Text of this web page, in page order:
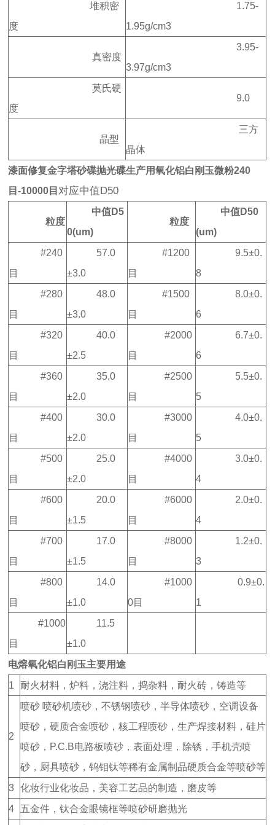
堆积密
度
1.75-
1.95g/cm3
真密度
3.95-
3.97g/cm3
莫氏硬
度
9.0
晶型
三方
晶体
漆面修复金字塔砂碟抛光碟生产用氧化铝白刚玉微粉240
目-10000目 对应中值D50
粒度
中值D5
0(um)
粒度
中值D50
(um)
#240
目
57.0
±3.0
#1200
目
9.5±0.
8
#280
目
48.0
±3.0
#1500
目
8.0±0.
6
#320
目
40.0
±2.5
#2000
目
6.7±0.
6
#360
目
35.0
±2.0
#2500
目
5.5±0.
5
#400
目
30.0
±2.0
#3000
目
4.0±0.
5
#500
目
25.0
±2.0
#4000
目
3.0±0.
4
#600
目
20.0
±1.5
#6000
目
2.0±0.
4
#700
目
17.0
±1.5
#8000
目
1.2±0.
3
#800
目
14.0
±1.0
#1000
0目
0.9±0.
1
#1000
目
11.5
±1.0
电熔氧化铝白刚玉主要用途
1
耐火材料，炉料，浇注料，捣杂料，耐火砖，铸造等
2
喷砂 喷砂机喷砂，不锈钢喷砂，半导体喷砂，空调设备
喷砂，硬质合金喷砂，核工程喷砂，生产焊接材料，硅片
喷砂，P.C.B电路板喷砂，表面处理，除锈，手机壳喷
砂，厨具喷砂，钨钼钛等稀有金属制品硬质合金等喷砂等
3
化妆行业化妆品，美容工艺品的制造，磨皮等
4
五金件，钛合金眼镜框等喷砂研磨抛光